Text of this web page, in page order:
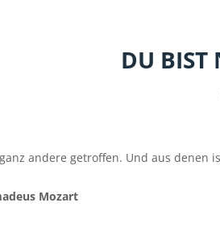
DU BIST
andere getroffen. Und aus denen
Mozart